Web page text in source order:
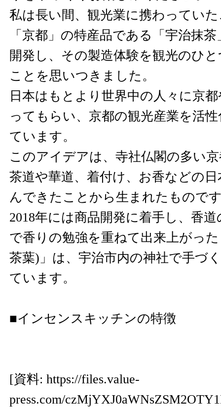
私は長い間、観光業に携わってい
「京都」の特産品である「宇治抹
開発し、その製造体験を観光のひ
ことを思いつきました。
日本はもとより世界中の人々に京
ってもらい、京都の観光産業を活
ています。
このアイデアは、寺社仏閣の多い
茶道や華道、着付け、お香などの
んできたことから生まれたもので
2018年には商品開発に着手し、香
で香りの勉強を重ねて出来上がっ
茶葉)」は、宇治市内の神社で手づ
ています。
■インセンスキッチンの特徴
[資料: https://files.value-
press.com/